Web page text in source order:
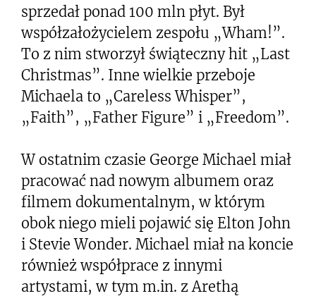
sprzedał ponad 100 mln płyt. Był
współzałożycielem zespołu „Wham!”.
To z nim stworzył świąteczny hit „Last
Christmas”. Inne wielkie przeboje
Michaela to „Careless Whisper”,
„Faith”, „Father Figure” i „Freedom”.
W ostatnim czasie George Michael miał
pracować nad nowym albumem oraz
filmem dokumentalnym, w którym
obok niego mieli pojawić się Elton John
i Stevie Wonder. Michael miał na koncie
również współprace z innymi
artystami, w tym m.in. z Arethą